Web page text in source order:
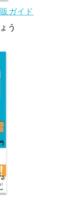
ガイド
う